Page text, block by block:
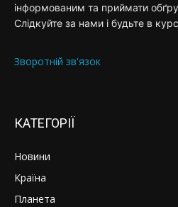
інформованим та приймати
Слідкуйте за нами і будьте в
Зворотній зв'язок
КАТЕГОРІЇ
Новини
Країна
Планета